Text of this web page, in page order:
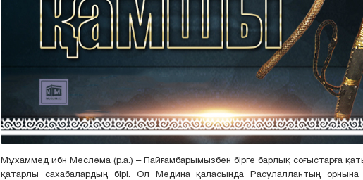
Мұхаммед ибн Мәсләма (р.а.) – Пайғамбарымызбен бірге барлық соғыстарға
қатарлы сахабалардың бірі. Ол Мәдина қаласында Расулаллаһтың орнына